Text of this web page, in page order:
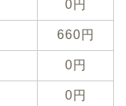
0円
660円
0円
0円